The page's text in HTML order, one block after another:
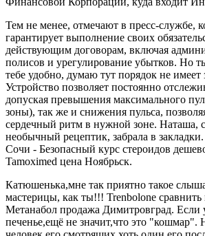
Тем не менее, отмечают в пресс-службе,
гарантирует выполнение своих
действующим договорам, включая
полисов и урегулирование убытков. Но
тебе удобно, думаю тут порядок не имеет
Устройство позволяет постоянно
допуская превышения максимального
зоны), так же и снижения пульса,
сердечный ритм в нужной зоне. Наташа,
необычный рецептик, забрала в
Сочи - Безопасный курс стероидов
Tamoximed цена Ноябрьск.
Катюшенька,мне так приятно такое
мастерицы, как ты!!! Trenbolone
Метанабол продажа Димитровград. Если
печенье,ещё не значит,что это "кошмар".